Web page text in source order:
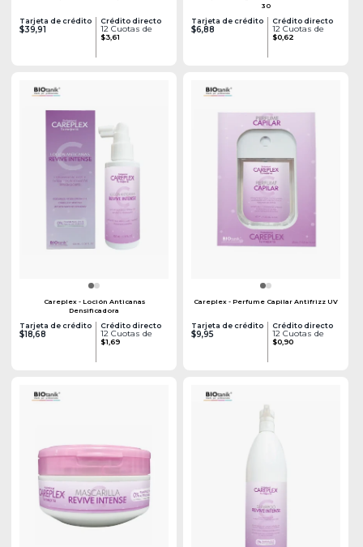
Tarjeta de crédito
$39,91
Crédito directo
12 Cuotas de
$3,61
30
Tarjeta de crédito
$6,88
Crédito directo
12 Cuotas de
$0,62
Careplex - Loción Anticanas
Densificadora
Tarjeta de crédito
$18,68
Crédito directo
12 Cuotas de
$1,69
Careplex - Perfume Capilar Antifrizz UV
Tarjeta de crédito
$9,95
Crédito directo
12 Cuotas de
$0,90